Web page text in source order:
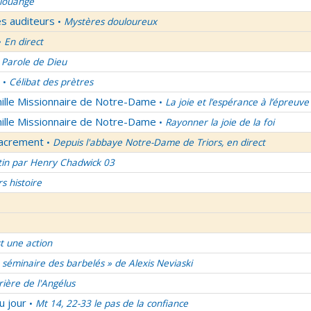
auditeurs • Mystères douloureux
En direct
de Dieu
• Célibat des prètres
Missionnaire de Notre-Dame • La joie et l’espérance à
Missionnaire de Notre-Dame • Rayonner la joie de la foi
• Depuis l'abbaye Notre-Dame de Triors, en direct
par Henry Chadwick 03
histoire
une action
séminaire des barbelés » de Alexis Neviaski
de l'Angélus
jour • Mt 14, 22-33 le pas de la confiance